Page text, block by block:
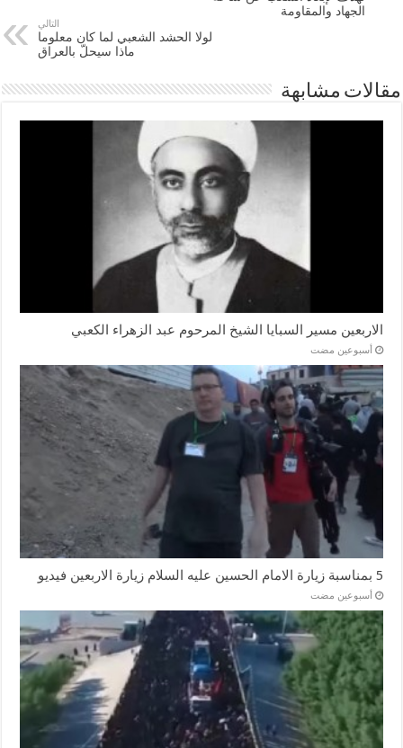
الجهاد والمقاومة
التالي
لولا الحشد الشعبي لما كان معلوما
ماذا سيحلّ بالعراق
مقالات مشابهة
الاربعين مسير السبايا الشيخ المرحوم عبد الزهراء الكعبي
‏أسبوعين مضت
5 بمناسبة زيارة الامام الحسين عليه السلام زيارة الاربعين فيديو
‏أسبوعين مضت